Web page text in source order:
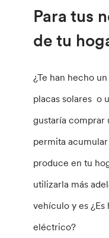
Para tus
de tu
¿Te han hecho
placas solares o
gustaría comprar
permita
produce en tu
utilizarla más
vehículo y es
eléctrico?